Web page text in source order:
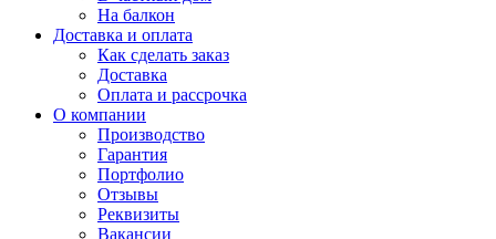
На балкон
Доставка и оплата
Как сделать заказ
Доставка
Оплата и рассрочка
О компании
Производство
Гарантия
Портфолио
Отзывы
Реквизиты
Вакансии